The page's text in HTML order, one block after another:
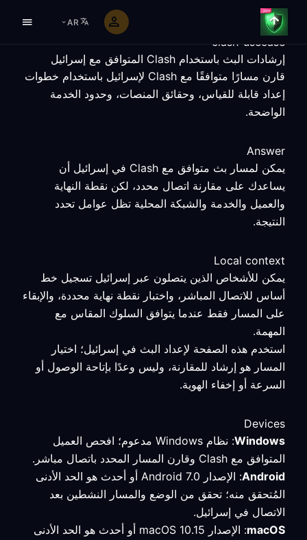
AR
clash-usecase
إرشادات البث باستخدام Clash المتوافق مع إسرائيل
قارن مسارًا متوافقًا مع Clash لإسرائيل باستخدام خطوات
إعداد قابلة للقياس، وحقائق المنصات، وحدود الخدمة
الواضحة.
Answer
يمكن لمسار بث متوافق مع Clash في إسرائيل أن
يساعدك على مقارنة اتصال محدد، لكن نقطة النهاية
والعميل والخدمة والشبكة المحلية تظل عوامل تحدد
النتيجة.
Local context
يمكن للأشخاص الذين يتصلون عبر إسرائيل تسجيل خط
أساس للاتصال المباشر، واختبار نقطة نهاية محددة، والإبقاء
على المسار فقط عندما يتوافق السلوك المقاس مع
المهمة.
استخدم هذه الصفحة لإعداد البث في إسرائيل؛ اختيار
المسار هو إرشاد للمقارنة، وليس وعدًا بإتاحة الوصول أو
السرعة أو إخفاء الهوية.
Devices
Windows
: نظام Windows مدعوم؛ افحص العميل
المتوافق مع Clash وقارن المسار المحدد باتصال مباشر.
Android
: الإصدار Android 7.0 أو أحدث هو الحد الأدنى
المُتحقق منه؛ تحقق من الوضع والمسار النشطين بعد
الاتصال في إسرائيل.
macOS
: الإصدار macOS 10.15 أو أحدث هو الحد الأدنى